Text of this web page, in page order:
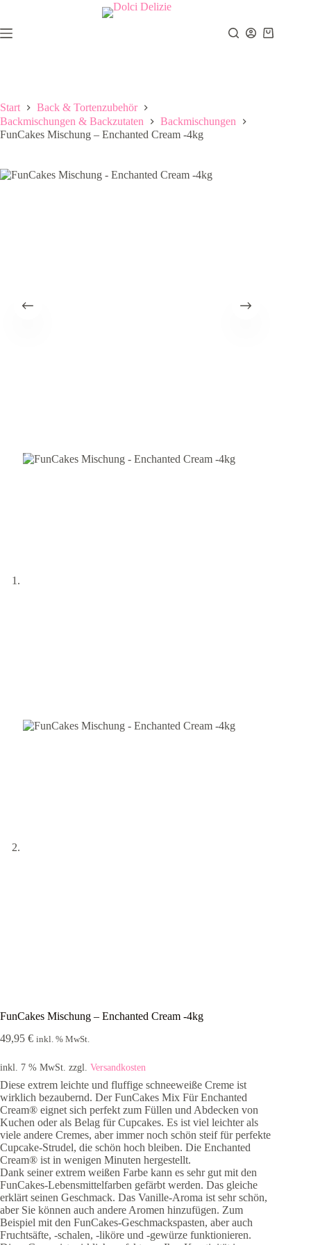
springen
Warenkorb
Start
Back & Tortenzubehör
Backmischungen & Backzutaten
Backmischungen
FunCakes Mischung – Enchanted Cream -4kg
FunCakes Mischung – Enchanted Cream -4kg
49,95 € inkl. % MwSt.
inkl. 7 % MwSt. zzgl. Versandkosten
Diese extrem leichte und fluffige schneeweiße Creme ist
wirklich bezaubernd. Der FunCakes Mix Für Enchanted
Cream® eignet sich perfekt zum Füllen und Abdecken von
Kuchen oder als Belag für Cupcakes. Es ist viel leichter als
viele andere Cremes, aber immer noch schön steif für perfekte
Cupcake-Strudel, die schön hoch bleiben. Die Enchanted
Cream® ist in wenigen Minuten hergestellt.
Dank seiner extrem weißen Farbe kann es sehr gut mit den
FunCakes-Lebensmittelfarben gefärbt werden. Das gleiche
erklärt seinen Geschmack. Das Vanille-Aroma ist sehr schön,
aber Sie können auch andere Aromen hinzufügen. Zum
Beispiel mit den FunCakes-Geschmackspasten, aber auch
Fruchtsäfte, -schalen, -liköre und -gewürze funktionieren.